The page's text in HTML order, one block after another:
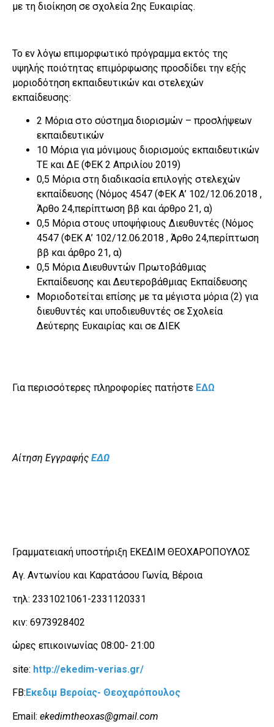
με τη διοίκηση σε σχολεία 2ης Ευκαιρίας.
Το εν λόγω επιμορφωτικό πρόγραμμα εκτός της
υψηλής ποιότητας επιμόρφωσης προσδίδει την εξής
μοριοδότηση εκπαιδευτικών και στελεχών
εκπαίδευσης:
2 Μόρια στο σύστημα διορισμών – προσλήψεων
εκπαιδευτικών
10 Μόρια για μόνιμους διορισμούς εκπαιδευτικών
ΤΕ και ΔΕ (ΦΕΚ 2 Απριλίου 2019)
0,5 Μόρια στη διαδικασία επιλογής στελεχών
εκπαίδευσης (Nόμος 4547 (ΦΕΚ Α’ 102/12.06.2018 ,
Άρθο 24,περίπτωση ββ και άρθρο 21, α)
0,5 Μόρια στους υποψήφιους Διευθυντές (Nόμος
4547 (ΦΕΚ Α’ 102/12.06.2018 , Άρθο 24,περίπτωση
ββ και άρθρο 21, α)
0,5 Μόρια Διευθυντών Πρωτοβάθμιας
Εκπαίδευσης και Δευτεροβάθμιας Εκπαίδευσης
Μοριοδοτείται επίσης με τα μέγιστα μόρια (2) για
διευθυντές και υποδιευθυντές σε Σχολεία
Δεύτερης Ευκαιρίας και σε ΔΙΕΚ
Για περισσότερες πληροφορίες πατήστε ΕΔΩ
Αίτηση Εγγραφής ΕΔΩ
Γραμματειακή υποστήριξη ΕΚΕΔΙΜ ΘΕΟΧΑΡΟΠΟΥΛΟΣ
Αγ. Αντωνίου και Καρατάσου Γωνία, Βέροια
τηλ: 2331021061-2331120331
κιν: 6973928402
ώρες επικοινωνίας 08:00- 21:00
site: http://ekedim-verias.gr/
FB: Εκεδιμ Βεροίας- Θεοχαρόπουλος
Email: ekedimtheoxas@gmail.com